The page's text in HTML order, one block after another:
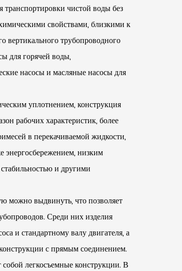
транспортировки чистой воды без
свойствами, близкими к
вертикального трубопроводного
для горячей воды,
насосы и масляные насосы для
уплотнением, конструкция
рабочих характеристик, более
в перекачиваемой жидкости,
энергосбережением, низким
и другими
можно выдвинуть, что позволяет
Среди них изделия
и стандартному валу двигателя, а
с прямым соединением.
легкосъемные конструкции. В